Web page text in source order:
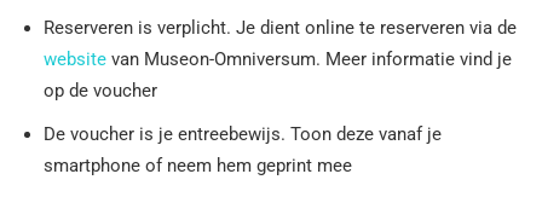
Reserveren is verplicht. Je dient online te reserveren via de
website van Museon-Omniversum. Meer informatie vind je
op de voucher
De voucher is je entreebewijs. Toon deze vanaf je
smartphone of neem hem geprint mee